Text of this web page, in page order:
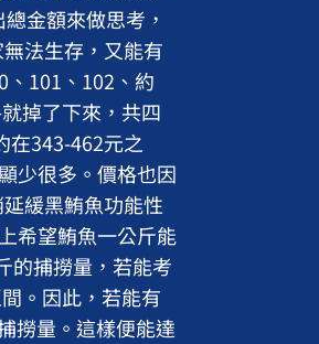
金額來做思考，
法生存，又能有
101、102、約
掉了下來，共四
在343-462元之
少很多。價格也因
緩黑鮪魚功能性
希望鮪魚一公斤能
的捕撈量，若能考
。因此，若能有
撈量。這樣便能達